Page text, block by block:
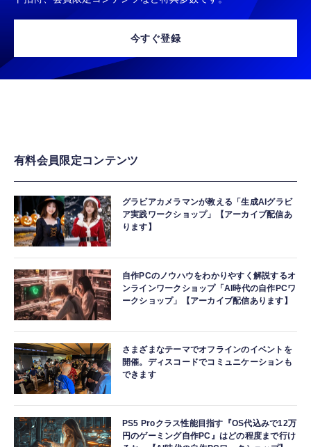
今すぐ登録
有料会員限定コンテンツ
グラビアカメラマンが教える「生成AIグラビ
ア実践ワークショップ」【アーカイブ配信あ
ります】
自作PCのノウハウをわかりやすく解説するオ
ンラインワークショップ「AI時代の自作PCワ
ークショップ」【アーカイブ配信あります】
さまざまなテーマでオフラインのイベントを
開催。ディスコードでコミュニケーションも
できます
PS5 Proクラス性能目指す『OS代込みで12万
円のゲーミング自作PC』はどの程度まで行け